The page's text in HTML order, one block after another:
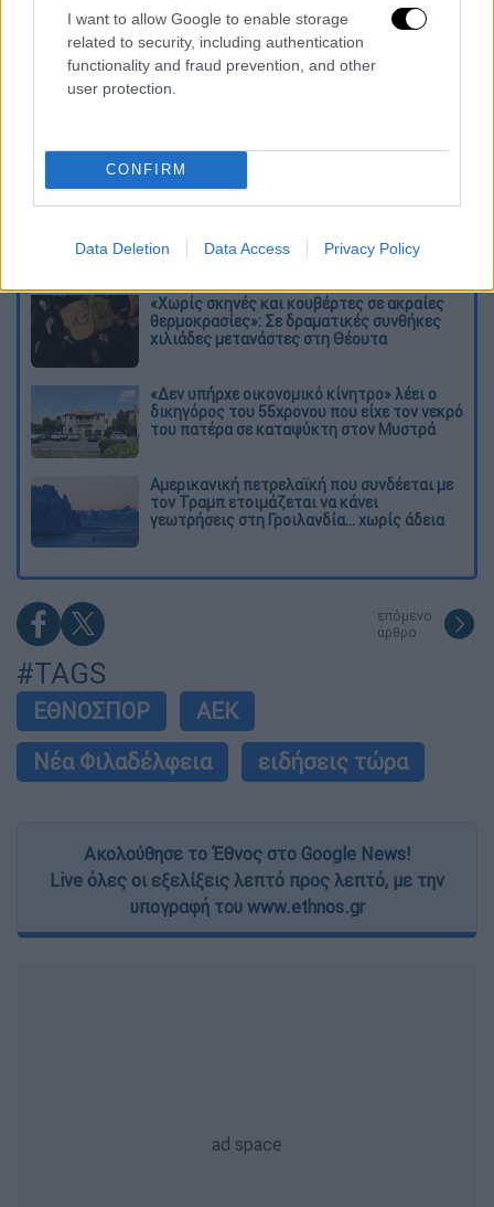
I want to allow Google to enable storage
related to security, including authentication
functionality and fraud prevention, and other
user protection.
CONFIRM
Data Deletion Data Access Privacy Policy
αναμένεται να κορυφωθεί μετά το τέλος του
αγώνα, όταν οι «κιτρινόμαυροι» θα
γιορτάσουν μαζί με τον κόσμο τους την
Διαβάστε ακόμη
Kadebostany στο ethnos.gr: «Κάποτε
αδυναμία, τώρα το βλέπω ως δύναμη»
«Χωρίς σκηνές και κουβέρτες σε ακραίες
θερμοκρασίες»: Σε δραματικές συνθήκες
χιλιάδες μετανάστες στη Θέουτα
«Δεν υπήρχε οικονομικό κίνητρο» λέει ο
δικηγόρος του 55χρονου που είχε τον νεκρό
του πατέρα σε καταψύκτη στον Μυστρά
Αμερικανική πετρελαϊκή που συνδέεται με
τον Τραμπ ετοιμάζεται να κάνει
γεωτρήσεις στη Γροιλανδία... χωρίς άδεια
επόμενο
άρθρο
#TAGS
ΕΘΝΟΣΠΟΡ
ΑΕΚ
Νέα Φιλαδέλφεια
ειδήσεις τώρα
Ακολούθησε το Έθνος στο Google News!
Live όλες οι εξελίξεις λεπτό προς λεπτό, με την
υπογραφή του www.ethnos.gr